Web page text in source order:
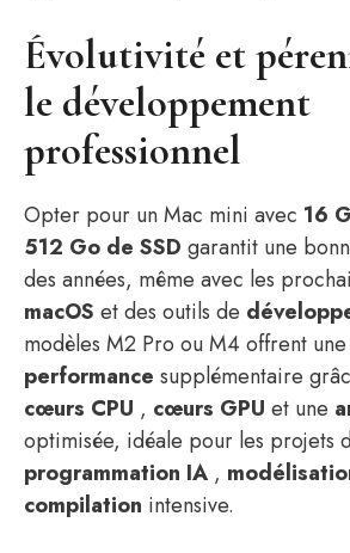
Évolutivité et
le développement
professionnel
Opter pour un Mac mini avec 16
512 Go de SSD garantit une
des années, même avec les
macOS et des outils de
modèles M2 Pro ou M4 offrent
performance supplémentaire
cœurs CPU , cœurs GPU et une
optimisée, idéale pour les projets
programmation IA ,
compilation intensive.